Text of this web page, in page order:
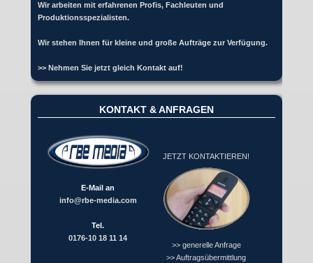
Wir arbeiten mit erfahrenen Profis, Fachleuten und
Produktionsspezialisten.
Wir stehen Ihnen für kleine und große Aufträge zur Verfügung.
>> Nehmen Sie jetzt gleich Kontakt auf!
KONTAKT & ANFRAGEN
E-Mail an
info@rbe-media.com
Tel.
0176-10 18 11 14
JETZT KONTAKTIEREN!
>> generelle Anfrage
>> Auftragsübermittlung